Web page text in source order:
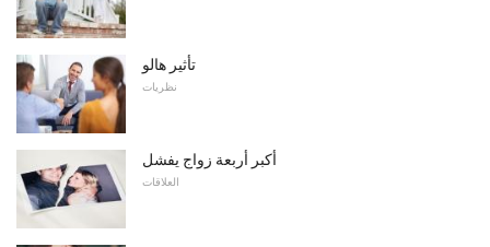
تأثير هالو
نظريات
أكبر أربعة زواج يفشل
العلاقات